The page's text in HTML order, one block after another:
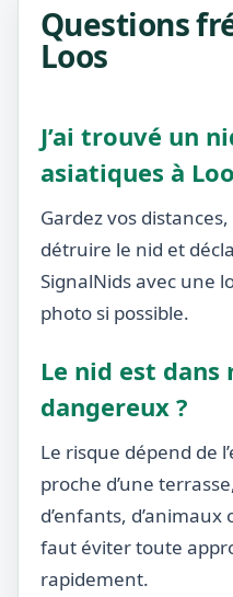
Questions
Loos
J’ai trouvé un
asiatiques à
Gardez vos
détruire le nid et
SignalNids avec une
photo si possible.
Le nid est
dangereux ?
Le risque dépend de
proche d’une
d’enfants,
faut éviter toute
rapidement.